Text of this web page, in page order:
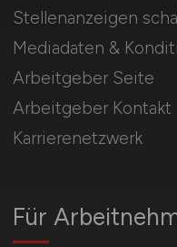
Für
Stellenanzeigen
Mediadaten &
Arbeitgeber Seite
Arbeitgeber Kontakt
Karrierenetzwerk